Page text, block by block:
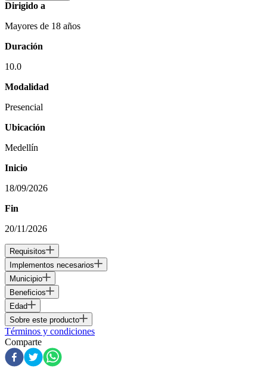
Dirigido a
Mayores de 18 años
Duración
10.0
Modalidad
Presencial
Ubicación
Medellín
Inicio
18/09/2026
Fin
20/11/2026
Requisitos
Implementos necesarios
Municipio
Beneficios
Edad
Sobre este producto
Términos y condiciones
Comparte